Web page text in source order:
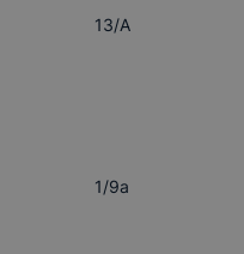
13/A
1/9a